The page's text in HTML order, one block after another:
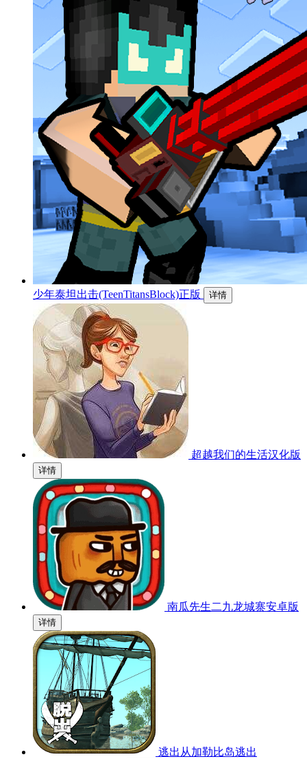
少年泰坦出击(TeenTitansBlock)正版 详情
超越我们的生活汉化版
详情
南瓜先生二九龙城寨安卓版
详情
逃出从加勒比岛逃出